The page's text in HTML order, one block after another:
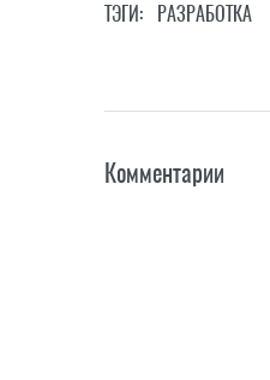
ТЭГИ: РАЗРАБОТКА
Комментарии